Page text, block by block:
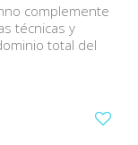
complemente
técnicas y
total del